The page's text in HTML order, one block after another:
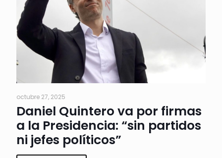
octubre 27, 2025
Daniel Quintero va por firmas
a la Presidencia: “sin partidos
ni jefes políticos”